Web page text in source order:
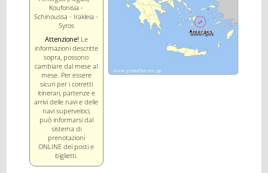
Koufonisia -
Schinoussa - Irakleia -
Syros
Attenzione! Le
informazioni descritte
sopra, possono
cambiare dal mese al
mese. Per essere
sicuri per i corretti
itinerari, partenze e
arrivi delle navi e delle
navi superveloci,
può informarsi dal
sistema di
prenotazioni
ONLINE dei posti e
biglietti.